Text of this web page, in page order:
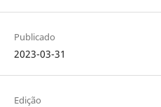
Publicado
2023-03-31
Edição